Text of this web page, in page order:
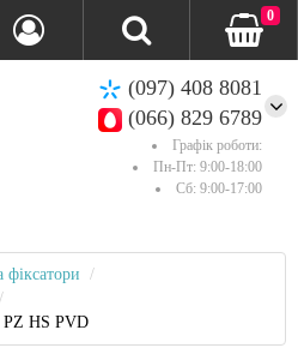
(097) 408 8081
(066) 829 6789
Графік роботи:
Пн-Пт: 9:00-18:00
Сб: 9:00-17:00
0
фіксатори
PZ HS PVD